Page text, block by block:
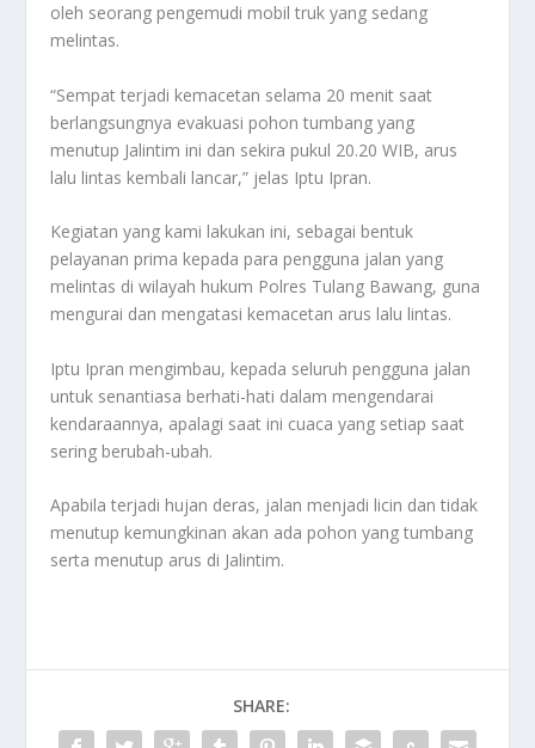
oleh seorang pengemudi mobil truk yang sedang
melintas.
“Sempat terjadi kemacetan selama 20 menit saat
berlangsungnya evakuasi pohon tumbang yang
menutup Jalintim ini dan sekira pukul 20.20 WIB, arus
lalu lintas kembali lancar,” jelas Iptu Ipran.
Kegiatan yang kami lakukan ini, sebagai bentuk
pelayanan prima kepada para pengguna jalan yang
melintas di wilayah hukum Polres Tulang Bawang, guna
mengurai dan mengatasi kemacetan arus lalu lintas.
Iptu Ipran mengimbau, kepada seluruh pengguna jalan
untuk senantiasa berhati-hati dalam mengendarai
kendaraannya, apalagi saat ini cuaca yang setiap saat
sering berubah-ubah.
Apabila terjadi hujan deras, jalan menjadi licin dan tidak
menutup kemungkinan akan ada pohon yang tumbang
serta menutup arus di Jalintim.
SHARE: